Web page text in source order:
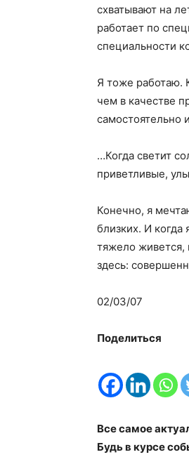
схватывают на
работает по
специальности
Я тоже работаю.
чем в качестве
самостоятельно
…Когда светит
приветливые,
Конечно, я
близких. И когда
тяжело живется,
здесь:
02/03/07
Поделиться
Все самое
Будь в курсе